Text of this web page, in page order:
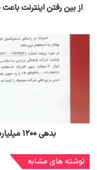
بدهی ۱۲۰۰ میلیارد تومانی پرسپولیس رد شد